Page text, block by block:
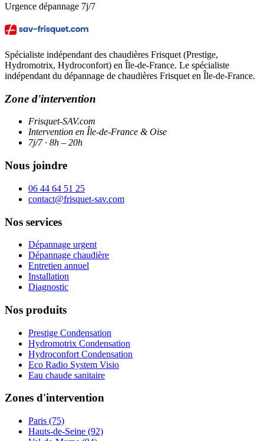
Urgence dépannage 7j/7
Spécialiste indépendant des chaudières Frisquet (Prestige,
Hydromotrix, Hydroconfort) en Île-de-France. Le spécialiste
indépendant du dépannage de chaudières Frisquet en Île-de-France.
Zone d'intervention
Frisquet-SAV.com
Intervention en Île-de-France & Oise
7j/7 · 8h – 20h
Nous joindre
06 44 64 51 25
contact@frisquet-sav.com
Nos services
Dépannage urgent
Dépannage chaudière
Entretien annuel
Installation
Diagnostic
Nos produits
Prestige Condensation
Hydromotrix Condensation
Hydroconfort Condensation
Eco Radio System Visio
Eau chaude sanitaire
Zones d'intervention
Paris (75)
Hauts-de-Seine (92)